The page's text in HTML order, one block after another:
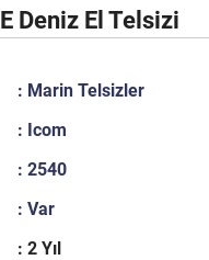
Deniz El Telsizi
: Marin Telsizler
: Icom
: 2540
: Var
: 2 Yıl